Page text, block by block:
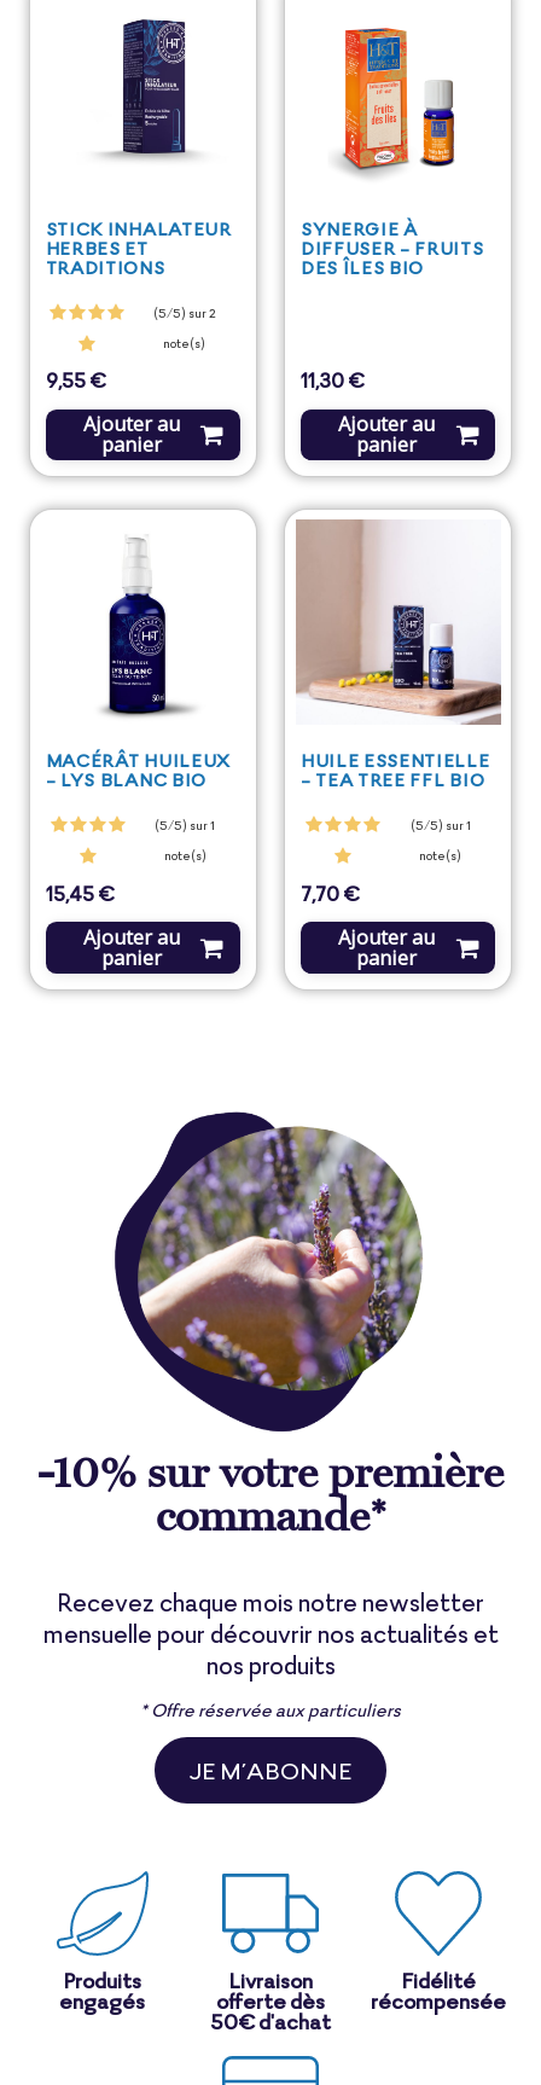
STICK INHALATEUR
HERBES ET
TRADITIONS
(5/5) sur 2
note(s)
Prix
9,55 €
Ajouter au
panier
SYNERGIE À
DIFFUSER - FRUITS
DES ÎLES BIO
Prix
11,30 €
Ajouter au
panier
MACÉRÂT HUILEUX
- LYS BLANC BIO
(5/5) sur 1
note(s)
Prix
15,45 €
Ajouter au
panier
HUILE ESSENTIELLE
- TEA TREE FFL BIO
(5/5) sur 1
note(s)
Prix
7,70 €
Ajouter au
panier
-10% sur votre première
commande*
Recevez chaque mois notre newsletter
mensuelle pour découvrir nos actualités et
nos produits
* Offre réservée aux particuliers
JE M’ABONNE
Produits
engagés
Livraison
offerte dès
50€ d'achat
Fidélité
récompensée